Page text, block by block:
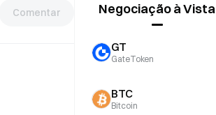
Comentar Negociação à Vista
GT
GateToken
BTC
Bitcoin